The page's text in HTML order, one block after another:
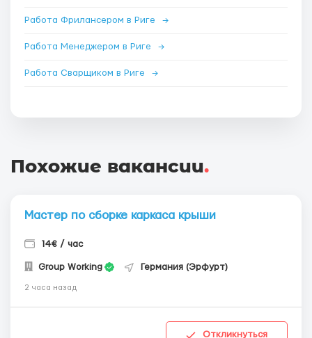
Работа Фрилансером в Риге →
Работа Менеджером в Риге →
Работа Сварщиком в Риге →
Похожие вакансии.
Мастер по сборке каркаса крыши
14€ / час
Group Working Германия (Эрфурт)
2 часа назад
Откликнуться